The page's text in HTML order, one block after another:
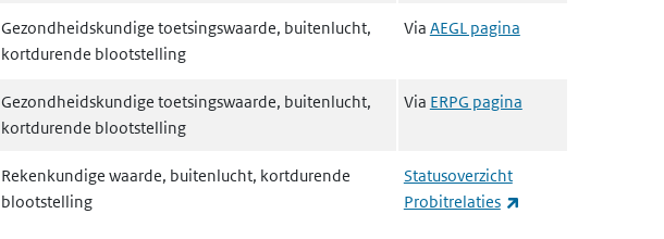
Gezondheidskundige toetsingswaarde, buitenlucht,
kortdurende blootstelling
Via AEGL pagina
Gezondheidskundige toetsingswaarde, buitenlucht,
kortdurende blootstelling
Via ERPG pagina
Rekenkundige waarde, buitenlucht, kortdurende
blootstelling
Statusoverzicht
Probitrelaties